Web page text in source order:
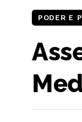
PODER E